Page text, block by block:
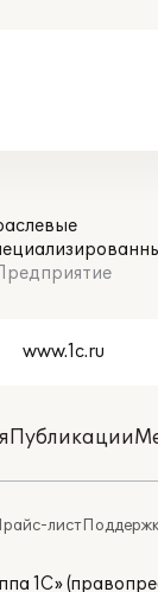
Публикации
лист
1С»